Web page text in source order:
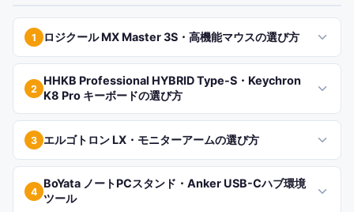
1 ロジクール MX Master 3S・高機能マウスの選び方
2
HHKB Professional HYBRID Type-S・Keychron
K8 Pro キーボードの選び方
3 エルゴトロン LX・モニターアームの選び方
4
BoYata ノートPCスタンド・Anker USB-Cハブ環境
ツール